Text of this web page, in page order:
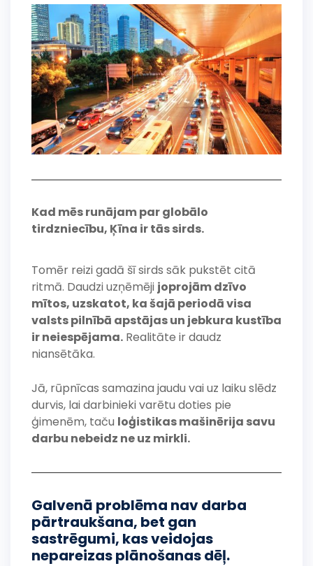
Kad mēs runājam par globālo
tirdzniecību, Ķīna ir tās sirds.
Tomēr reizi gadā šī sirds sāk pukstēt citā
ritmā. Daudzi uzņēmēji joprojām dzīvo
mītos, uzskatot, ka šajā periodā visa
valsts pilnībā apstājas un jebkura kustība
ir neiespējama. Realitāte ir daudz
niansētāka.
Jā, rūpnīcas samazina jaudu vai uz laiku slēdz
durvis, lai darbinieki varētu doties pie
ģimenēm, taču loģistikas mašinērija savu
darbu nebeidz ne uz mirkli.
Galvenā problēma nav darba
pārtraukšana, bet gan
sastrēgumi, kas veidojas
nepareizas plānošanas dēļ.